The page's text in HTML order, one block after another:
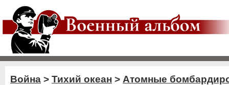
Война > Тихий океан > Атомные